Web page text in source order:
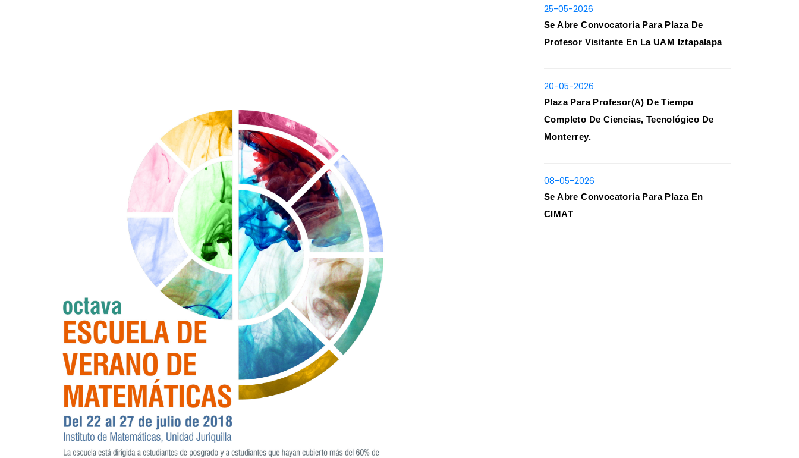
25-05-2026
Se Abre Convocatoria Para Plaza De
Profesor Visitante En La UAM Iztapalapa
20-05-2026
Plaza Para Profesor(a) De Tiempo
Completo De Ciencias, Tecnológico De
Monterrey.
08-05-2026
Se Abre Convocatoria Para Plaza En
CIMAT